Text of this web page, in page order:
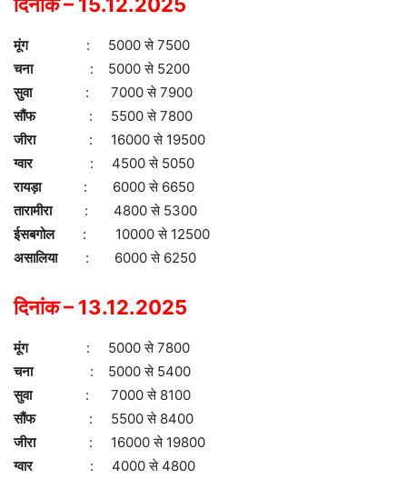
मूंग: 5000 से 7500
चना : 5000 से 5200
सुवा : 7000 से 7900
सौंफ
: 5500 से 7800
जीरा : 16000 से 19500
ग्वार
: 4500 से 5050
रायड़ा : 6000 से 6650
तारामीरा: 4800 से 5300
ईसबगोल
: 10000 से 12500
असालिया : 6000 से 6250
दिनांक – 13.12.2025
मूंग: 5000 से 7800
चना : 5000 से 5400
सुवा : 7000 से 8100
सौंफ
: 5500 से 8400
जीरा : 16000 से 19800
ग्वार
: 4000 से 4800